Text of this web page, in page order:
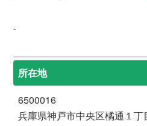
-
所在地
6500016
兵庫県神戸市中央区橘通１丁